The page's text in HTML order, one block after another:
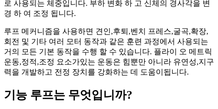
로 사용되는 체중입니다. 부하 변화 하 고 신체의 경사각을 변
경 하 여 조정 됩니다.
루프 메커니즘을 사용하면 견인,후퇴,벤치 프레스,굴곡,확장,
회전 및 기타 여러 모터 동작과 같은 훈련 과정에서 사용되는
거의 모든 기본 동작을 수행 할 수 있습니다. 플라이 오 메트릭
운동,정적,조정 요소가있는 운동은 힘뿐만 아니라 유연성,지구
력을 개발하고 전정 장치를 강화하는 데 도움이됩니다.
기능 루프는 무엇입니까?